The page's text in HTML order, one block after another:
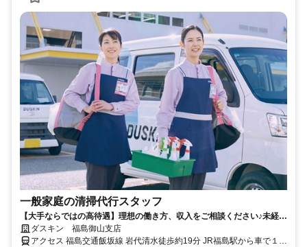
一般家庭の清掃代行スタッフ
【大手ならではの高待遇】理想の働き方、収入をご相談ください♪未経験
歓迎！
ダスキン 福島御山支店
アクセス 福島交通飯坂線 岩代清水徒歩約19分 JR福島駅から車で１０